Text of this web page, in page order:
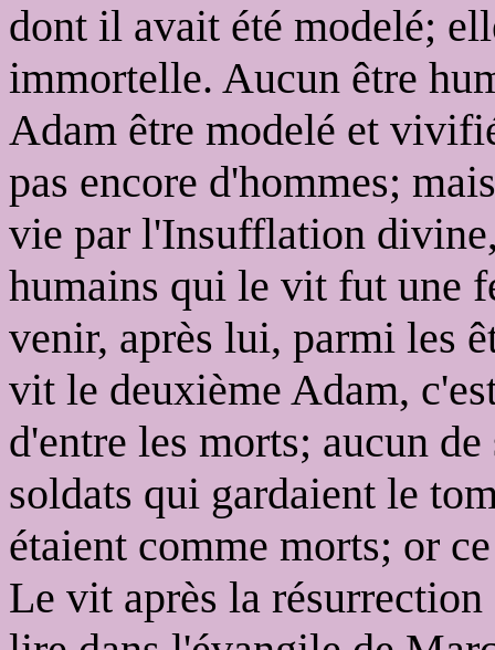
dont il avait été modelé;
immortelle. Aucun être
Adam être modelé et
pas encore d'hommes;
vie par l'Insufflation
humains qui le vit fut une
venir, après lui, parmi les
vit le deuxième Adam,
d'entre les morts; aucun
soldats qui gardaient le
étaient comme morts; or
Le vit après la